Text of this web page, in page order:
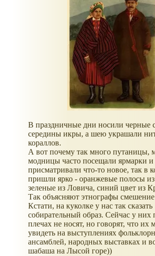
В праздничные дни носили черные
середины икры, а шею украшали
кораллов.
А вот почему так много путаницы,
модницы часто посещали ярмарки и
присматривали что-то новое, так в
пришли ярко - оранжевые полосы
зеленые из Ловича, синий цвет из
Так объясняют этнографы смешение
Кстати, на куколке у нас так сказать
собирательный образ. Сейчас у них
плечах не носят, но говорят, что их
увидеть на выступлениях
ансамблей, народных выставках и
шабаша на Лысой горе))